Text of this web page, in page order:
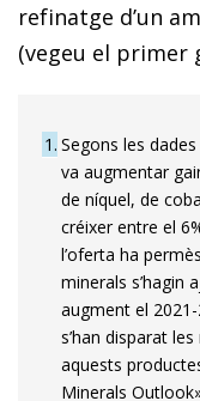
refinatge d’un
(vegeu el primer
1 Segons les
va augmentar
de níquel, de
créixer entre el
l’oferta ha
minerals s’hagin
augment el
s’han disparat
aquests
Minerals